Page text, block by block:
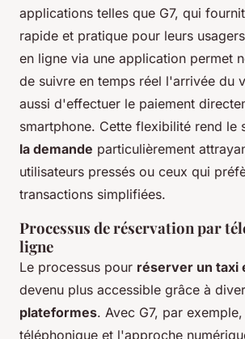
applications telles que G7, qui
rapide et pratique pour leurs
en ligne via une application permet
de suivre en temps réel l'arrivée du
aussi d'effectuer le paiement
smartphone. Cette flexibilité rend le
la demande particulièrement
utilisateurs pressés ou ceux qui
transactions simplifiées.
Processus de réservation par
ligne
Le processus pour réserver un taxi
devenu plus accessible grâce à
plateformes. Avec G7, par
téléphonique et l'approche